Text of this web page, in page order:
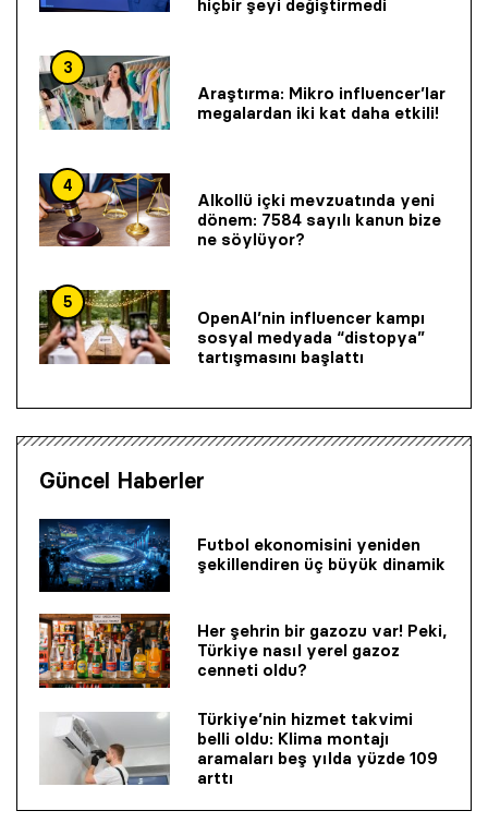
hiçbir şeyi değiştirmedi
3
Araştırma: Mikro influencer’lar
megalardan iki kat daha etkili!
4
Alkollü içki mevzuatında yeni
dönem: 7584 sayılı kanun bize
ne söylüyor?
5
OpenAI’nin influencer kampı
sosyal medyada “distopya”
tartışmasını başlattı
Güncel Haberler
Futbol ekonomisini yeniden
şekillendiren üç büyük dinamik
Her şehrin bir gazozu var! Peki,
Türkiye nasıl yerel gazoz
cenneti oldu?
Türkiye’nin hizmet takvimi
belli oldu: Klima montajı
aramaları beş yılda yüzde 109
arttı